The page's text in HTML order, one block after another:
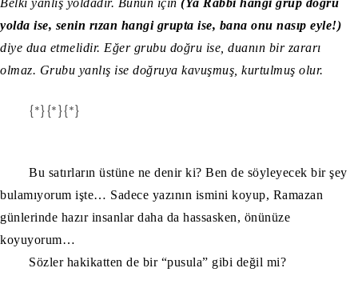
Belki yanlış yoldadır. Bunun için (Ya Rabbi hangi grup doğru
yolda ise, senin rızan hangi grupta ise, bana onu nasıp eyle!)
diye dua etmelidir. Eğer grubu doğru ise, duanın bir zararı
olmaz. Grubu yanlış ise doğruya kavuşmuş, kurtulmuş olur.
{*}{*}{*}
Bu satırların üstüne ne denir ki? Ben de söyleyecek bir şey
bulamıyorum işte… Sadece yazının ismini koyup, Ramazan
günlerinde hazır insanlar daha da hassasken, önünüze
koyuyorum…
Sözler hakikatten de bir “pusula” gibi değil mi?